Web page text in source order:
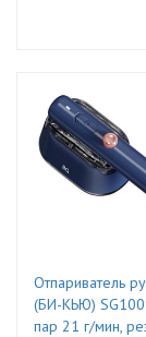
Отпариватель
(БИ-КЬЮ)
пар 21 г/мин,